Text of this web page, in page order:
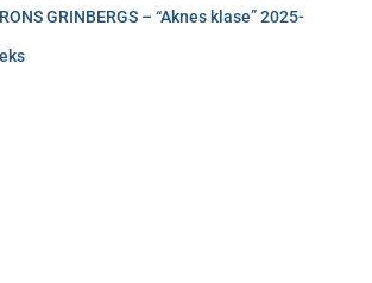
GRINBERGS – “Aknes klase” 2025-